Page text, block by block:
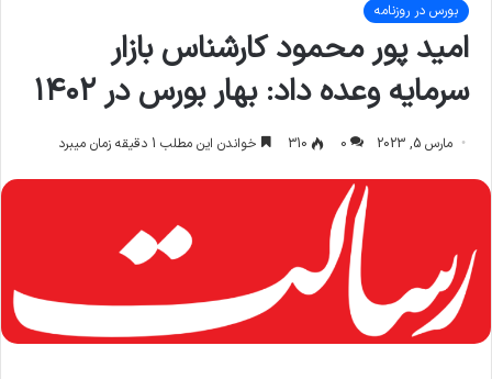
بورس در روزنامه
امید پور محمود کارشناس بازار
سرمایه وعده داد: بهار بورس در ۱۴۰۲
مارس 5, 2023 0
310 خواندن این مطلب 1 دقیقه زمان میبرد